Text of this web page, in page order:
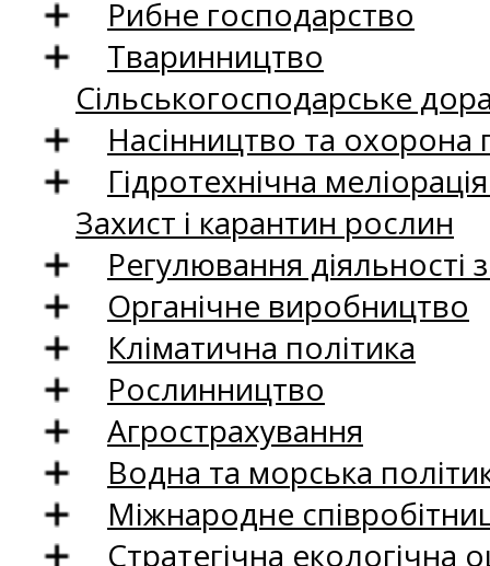
Рибне господарство
Тваринництво
Сільськогосподарське
Насінництво та
Гідротехнічна
Захист і карантин рослин
Регулювання
Органічне виробництво
Кліматична політика
Рослинництво
Агрострахування
Водна та морська
Міжнародне
Стратегічна екологічна